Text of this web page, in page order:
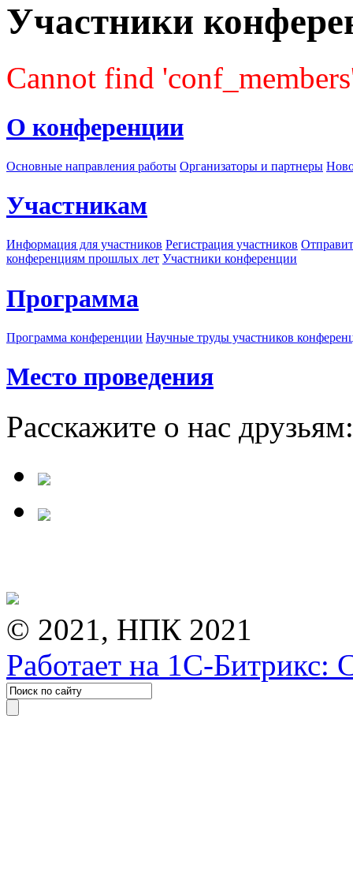
Участники
Cannot find
О конференции
Основные направления работы Организаторы и партнеры
Участникам
Информация для участников Регистрация участников
конференциям прошлых лет Участники конференции
Программа
Программа конференции Научные труды участников
Место проведения
Расскажите о нас друзьям:
© 2021, НПК 2021
Работает на 1С-Битрикс: